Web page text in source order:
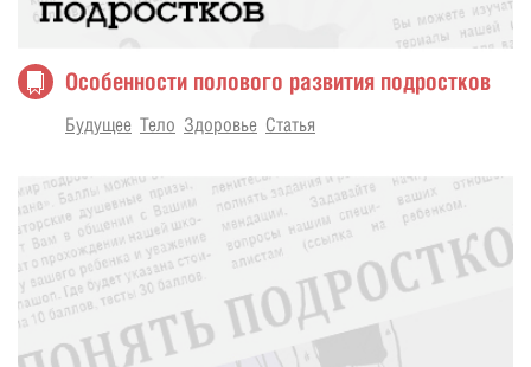
Особенности полового развития подростков
Будущее Тело Здоровье Статья